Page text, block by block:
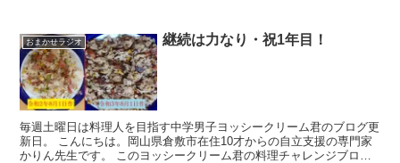
おまかせラジオ 継続は力なり・祝1年目！
毎週土曜日は料理人を目指す中学男子ヨッシークリーム君のブログ更
新日。 こんにちは。岡山県倉敷市在住10才からの自立支援の専門家
かりん先生です。 このヨッシークリーム君の料理チャレンジブログ